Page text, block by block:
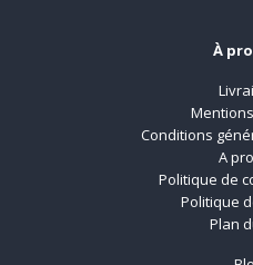
À
Conditions
A
Politique de
Politique
Plan